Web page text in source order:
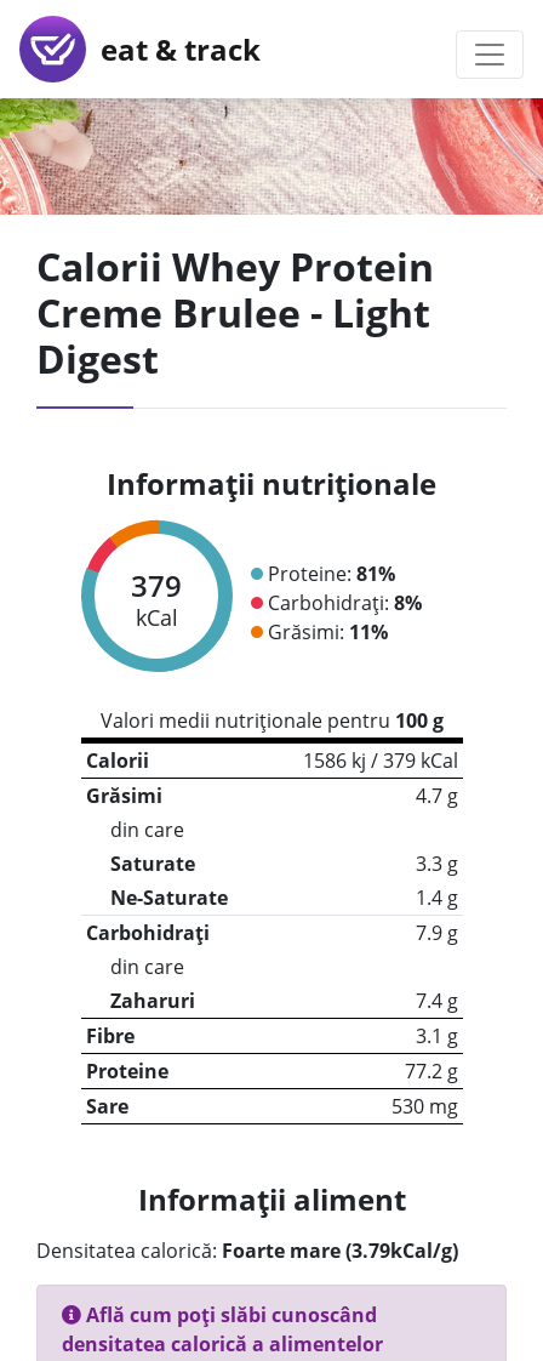
eat & track
Calorii Whey Protein
Creme Brulee - Light
Digest
Informații nutriționale
379
kCal
Proteine: 81%
Carbohidrați: 8%
Grăsimi: 11%
Valori medii nutriționale pentru 100 g
Calorii
1586 kj / 379 kCal
Grăsimi
4.7 g
din care
Saturate
3.3 g
Ne-Saturate
1.4 g
Carbohidrați
7.9 g
din care
Zaharuri
7.4 g
Fibre
3.1 g
Proteine
77.2 g
Sare
530 mg
Informații aliment
Densitatea calorică: Foarte mare (3.79kCal/g)
Află cum poți slăbi cunoscând
densitatea calorică a alimentelor